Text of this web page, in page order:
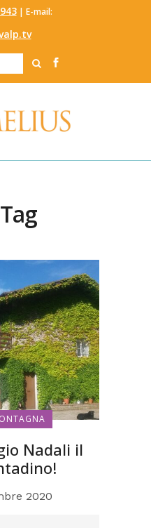
‬ | E-mail:
Nadali il
2020